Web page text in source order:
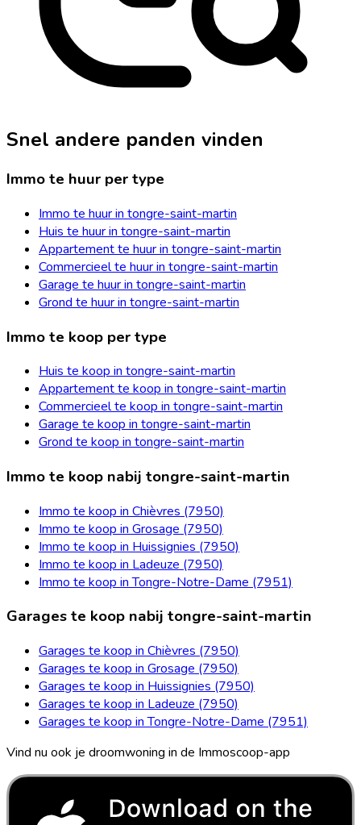
Snel andere panden vinden
Immo te huur per type
Immo te huur in tongre-saint-martin
Huis te huur in tongre-saint-martin
Appartement te huur in tongre-saint-martin
Commercieel te huur in tongre-saint-martin
Garage te huur in tongre-saint-martin
Grond te huur in tongre-saint-martin
Immo te koop per type
Huis te koop in tongre-saint-martin
Appartement te koop in tongre-saint-martin
Commercieel te koop in tongre-saint-martin
Garage te koop in tongre-saint-martin
Grond te koop in tongre-saint-martin
Immo te koop nabij tongre-saint-martin
Immo te koop in Chièvres (7950)
Immo te koop in Grosage (7950)
Immo te koop in Huissignies (7950)
Immo te koop in Ladeuze (7950)
Immo te koop in Tongre-Notre-Dame (7951)
Garages te koop nabij tongre-saint-martin
Garages te koop in Chièvres (7950)
Garages te koop in Grosage (7950)
Garages te koop in Huissignies (7950)
Garages te koop in Ladeuze (7950)
Garages te koop in Tongre-Notre-Dame (7951)
Vind nu ook je droomwoning in de Immoscoop-app